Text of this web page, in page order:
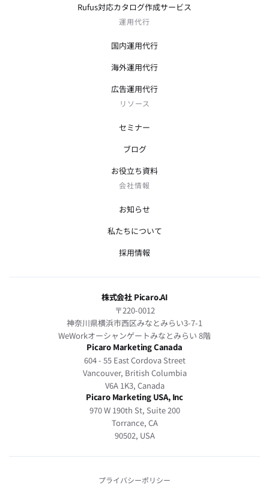
Rufus対応カタログ作成サービス
運用代行
国内運用代行
海外運用代行
広告運用代行
リソース
セミナー
ブログ
お役立ち資料
会社情報
お知らせ
私たちについて
採用情報
株式会社 Picaro.AI
〒220-0012
神奈川県横浜市西区みなとみらい3-7-1
WeWorkオーシャンゲートみなとみらい 8階
Picaro Marketing Canada
604 - 55 East Cordova Street
Vancouver, British Columbia
V6A 1K3, Canada
Picaro Marketing USA, Inc
970 W 190th St, Suite 200
Torrance, CA
90502, USA
プライバシーポリシー